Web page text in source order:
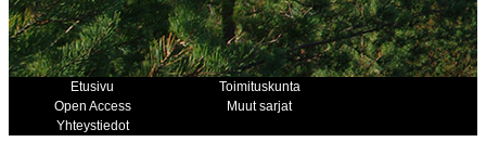
Etusivu
Toimituskunta
Open Access
Muut sarjat
Yhteystiedot